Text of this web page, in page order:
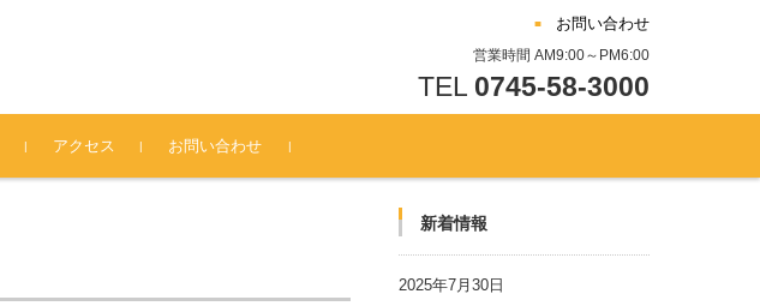
お問い合わせ
営業時間 AM9:00～PM6:00
TEL 0745-58-3000
アクセス お問い合わせ
新着情報
2025年7月30日